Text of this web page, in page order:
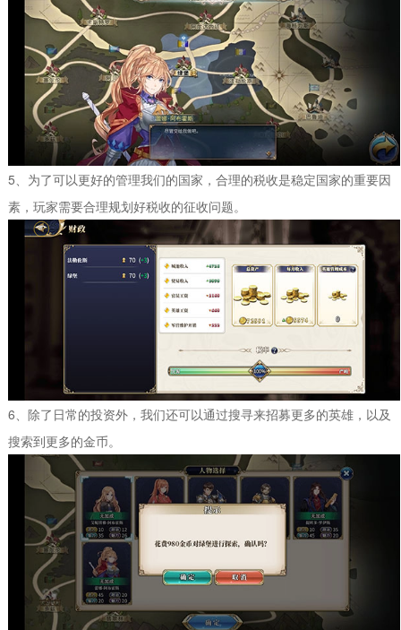
5、为了可以更好的管理我们的国家，合理的税收是稳定国家的重要因
素，玩家需要合理规划好税收的征收问题。
6、除了日常的投资外，我们还可以通过搜寻来招募更多的英雄，以及
搜索到更多的金币。